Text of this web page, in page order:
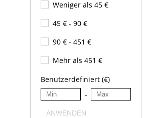
Weniger als 45 €
45 € - 90 €
90 € - 451 €
Mehr als 451 €
Benutzerdefiniert (€)
-
ANWENDEN